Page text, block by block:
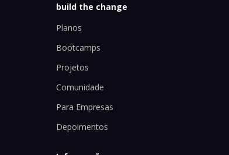
build the change
Planos
Bootcamps
Projetos
Comunidade
Para Empresas
Depoimentos